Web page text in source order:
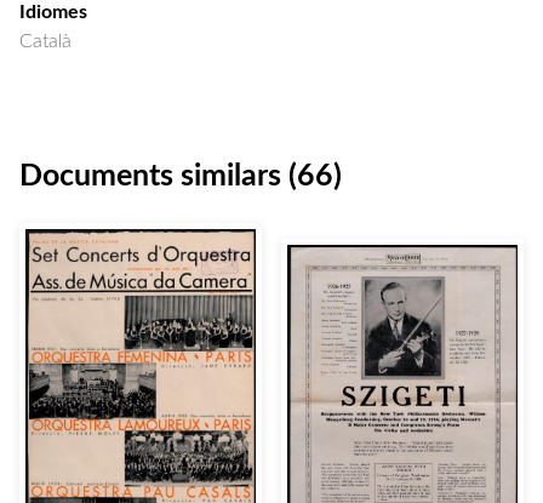
Idiomes
Català
Documents similars (66)